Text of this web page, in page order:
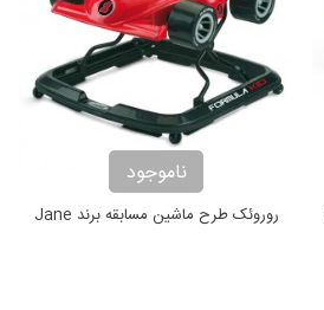
ناموجود
روروئک طرح ماشین مسابقه برند Jane